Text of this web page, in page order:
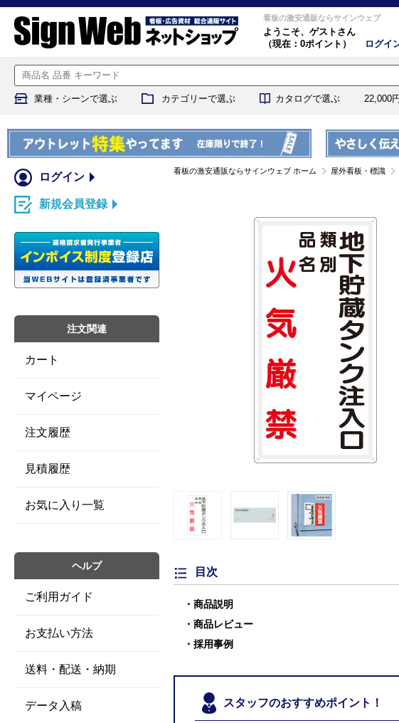
看板の激安通販ならサインウェブ
ようこそ、 ゲストさん
（現在：0ポイント）
ログイ
業種・シーンで選ぶ カテゴリーで選ぶ カタログで選ぶ 22,000
看板の激安通販ならサインウェブ ホーム 屋外看板・標識
目次
商品説明
商品レビュー
採用事例
スタッフのおすすめポイント！
ログイン
新規会員登録
注文関連
カート
マイページ
注文履歴
見積履歴
お気に入り一覧
ヘルプ
ご利用ガイド
お支払い方法
送料・配送・納期
データ入稿